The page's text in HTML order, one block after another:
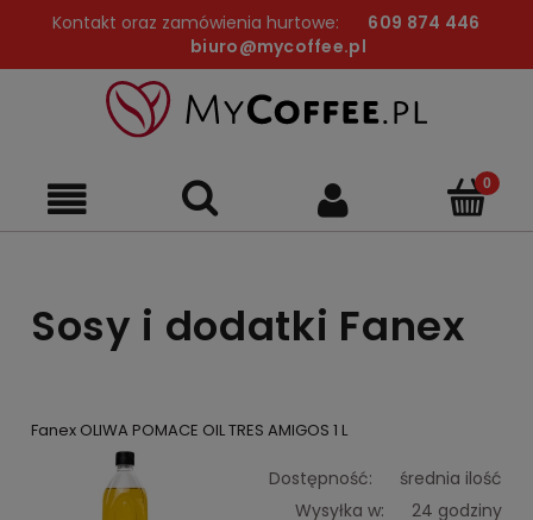
Kontakt oraz zamówienia hurtowe:
609 874 446
biuro@mycoffee.pl
Sosy i dodatki Fanex
Fanex OLIWA POMACE OIL TRES AMIGOS 1 L
Dostępność:
średnia ilość
Wysyłka w:
24 godziny